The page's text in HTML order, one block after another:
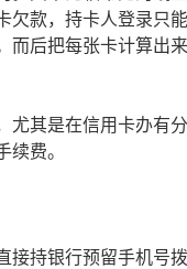
欠款，持卡人登录只
后把每张卡计算出
尤其是在信用卡办有
续费。
接持银行预留手机号